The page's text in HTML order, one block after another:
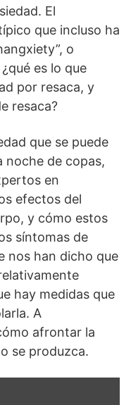
El
que incluso ha
o
es lo que
por resaca, y
resaca?
que se puede
noche de copas,
en
efectos del
y cómo estos
síntomas de
nos han dicho que
hay medidas que
A
afrontar la
se produzca.